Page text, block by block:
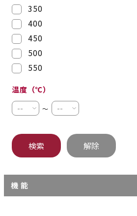
350
400
450
500
550
温度（℃）
～
機 能